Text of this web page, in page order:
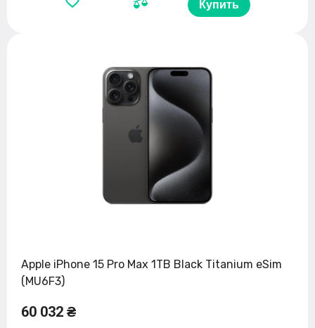
Купить
Apple iPhone 15 Pro Max 1TB Black Titanium eSim
(MU6F3)
60 032 ₴